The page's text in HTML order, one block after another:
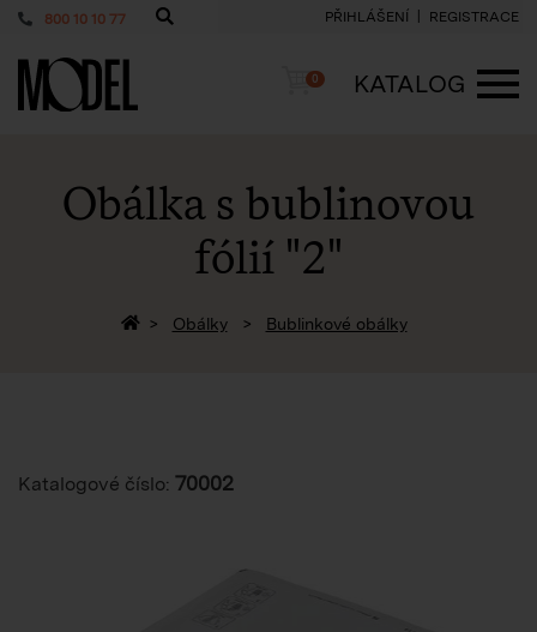
800 10 10 77 PŘIHLÁŠENÍ REGISTRACE
PackShop Košík
0
KATALOG
Obálka s bublinovou
fólií "2"
Zpět na homepage
Obálky Bublinkové obálky
Katalogové číslo: 70002